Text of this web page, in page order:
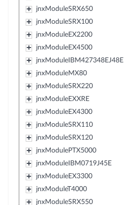
jnxModuleSRX650
jnxModuleSRX100
jnxModuleEX2200
jnxModuleEX4500
jnxModuleIBM427348EJ48E
jnxModuleMX80
jnxModuleSRX220
jnxModuleEXXRE
jnxModuleEX4300
jnxModuleSRX110
jnxModuleSRX120
jnxModulePTX5000
jnxModuleIBM0719J45E
jnxModuleEX3300
jnxModuleT4000
jnxModuleSRX550